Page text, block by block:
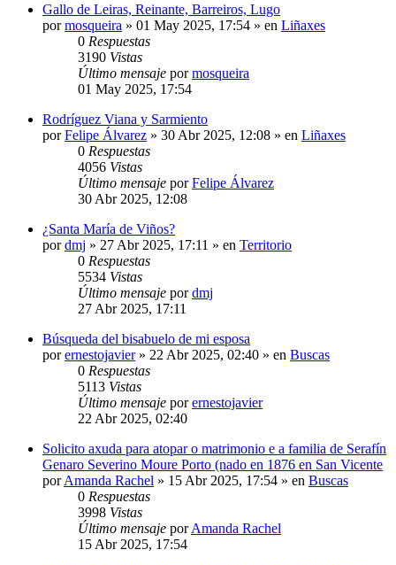
Gallo de Leiras, Reinante, Barreiros, Lugo
pormosqueira » 01 May 2025, 17:54 » en Liñaxes
0 Respuestas
3190 Vistas
Último mensaje pormosqueira
01 May 2025, 17:54
Rodríguez Viana y Sarmiento
porFelipe Álvarez » 30 Abr 2025, 12:08 » en Liñaxes
0 Respuestas
4056 Vistas
Último mensaje porFelipe Álvarez
30 Abr 2025, 12:08
¿Santa María de Viños?
pordmj » 27 Abr 2025, 17:11 » en Territorio
0 Respuestas
5534 Vistas
Último mensaje pordmj
27 Abr 2025, 17:11
Búsqueda del bisabuelo de mi esposa
porernestojavier» 22 Abr 2025, 02:40 » en Buscas
0 Respuestas
5113 Vistas
Último mensaje porernestojavier
22 Abr 2025, 02:40
Solicito axuda para atopar o matrimonio e a familia de Serafín
Genaro Severino Moure Porto (nado en 1876 en San Vicente
porAmanda Rachel » 15 Abr 2025, 17:54 » en Buscas
0 Respuestas
3998 Vistas
Último mensaje porAmanda Rachel
15 Abr 2025, 17:54